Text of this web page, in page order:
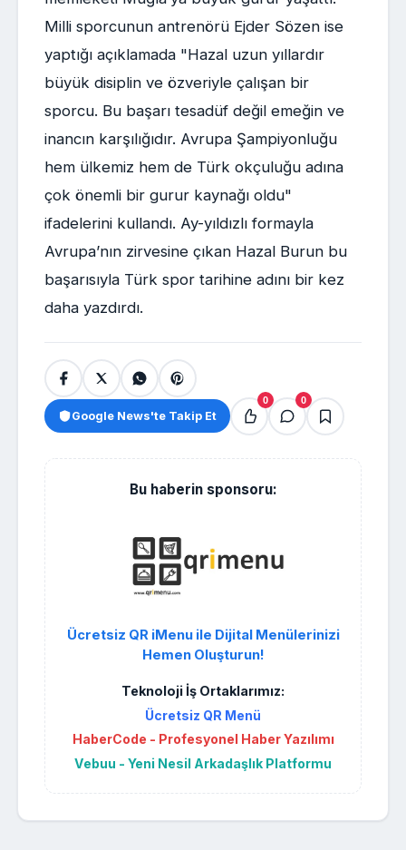
Milli sporcunun antrenörü Ejder Sözen ise
yaptığı açıklamada "Hazal uzun yıllardır
büyük disiplin ve özveriyle çalışan bir
sporcu. Bu başarı tesadüf değil emeğin ve
inancın karşılığıdır. Avrupa Şampiyonluğu
hem ülkemiz hem de Türk okçuluğu adına
çok önemli bir gurur kaynağı oldu"
ifadelerini kullandı. Ay-yıldızlı formayla
Avrupa’nın zirvesine çıkan Hazal Burun bu
başarısıyla Türk spor tarihine adını bir kez
daha yazdırdı.
Google News'te Takip Et
0 0
Bu haberin sponsoru:
Ücretsiz QR iMenu ile Dijital Menülerinizi
Hemen Oluşturun!
Teknoloji İş Ortaklarımız:
Ücretsiz QR Menü
HaberCode - Profesyonel Haber Yazılımı
Vebuu - Yeni Nesil Arkadaşlık Platformu